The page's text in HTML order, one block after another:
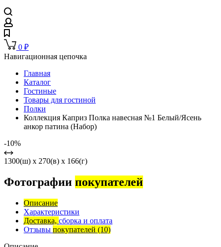
0 ₽
Навигационная цепочка
Главная
Каталог
Гостиные
Товары для гостиной
Полки
Коллекция Каприз Полка навесная №1 Белый/Ясень
анкор патина (Набор)
-10%
1300(ш) x 270(в) x 166(г)
Фотографии покупателей
Описание
Характеристики
Доставка, сборка и оплата
Отзывы покупателей (10)